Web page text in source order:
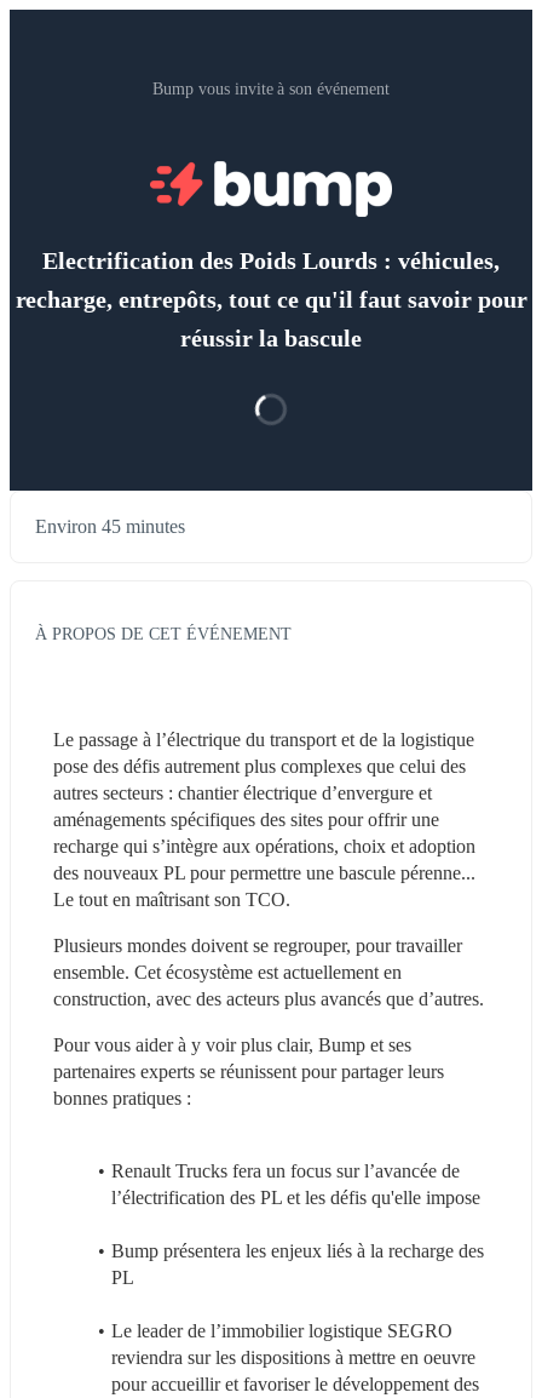
Bump vous invite à son événement
Electrification des Poids Lourds : véhicules,
recharge, entrepôts, tout ce qu'il faut savoir pour
réussir la bascule
Environ 45 minutes
À PROPOS DE CET ÉVÉNEMENT
Le passage à l’électrique du transport et de la logistique
pose des défis autrement plus complexes que celui des
autres secteurs : chantier électrique d’envergure et
aménagements spécifiques des sites pour offrir une
recharge qui s’intègre aux opérations, choix et adoption
des nouveaux PL pour permettre une bascule pérenne...
Le tout en maîtrisant son TCO.
Plusieurs mondes doivent se regrouper, pour travailler
ensemble. Cet écosystème est actuellement en
construction, avec des acteurs plus avancés que d’autres.
Pour vous aider à y voir plus clair, Bump et ses
partenaires experts se réunissent pour partager leurs
bonnes pratiques :
Renault Trucks fera un focus sur l’avancée de
l’électrification des PL et les défis qu'elle impose
Bump présentera les enjeux liés à la recharge des
PL
Le leader de l’immobilier logistique SEGRO
reviendra sur les dispositions à mettre en oeuvre
pour accueillir et favoriser le développement des